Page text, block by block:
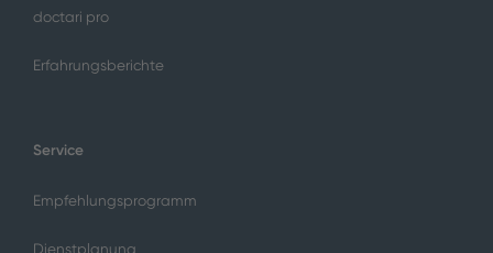
doctari pro
Erfahrungsberichte
Service
Empfehlungsprogramm
Dienstplanung